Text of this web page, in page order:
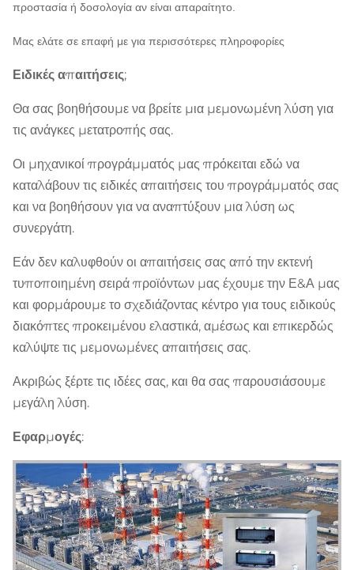
προστασία ή δοσολογία αν είναι απαραίτητο.
Μας ελάτε σε επαφή με για περισσότερες πληροφορίες
Ειδικές απαιτήσεις;
Θα σας βοηθήσουμε να βρείτε μια μεμονωμένη λύση για
τις ανάγκες μετατροπής σας.
Οι μηχανικοί προγράμματός μας πρόκειται εδώ να
καταλάβουν τις ειδικές απαιτήσεις του προγράμματός σας
και να βοηθήσουν για να αναπτύξουν μια λύση ως
συνεργάτη.
Εάν δεν καλυφθούν οι απαιτήσεις σας από την εκτενή
τυποποιημένη σειρά προϊόντων μας έχουμε την Ε&Α μας
και φορμάρουμε το σχεδιάζοντας κέντρο για τους ειδικούς
διακόπτες προκειμένου ελαστικά, αμέσως και επικερδώς
καλύψτε τις μεμονωμένες απαιτήσεις σας.
Ακριβώς ξέρτε τις ιδέες σας, και θα σας παρουσιάσουμε
μεγάλη λύση.
Εφαρμογές: